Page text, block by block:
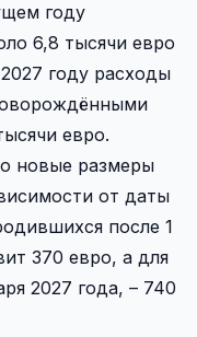
году
6,8 тысячи евро
году расходы
евро.
новые размеры
от даты
после 1
370 евро, а для
2027 года, – 740